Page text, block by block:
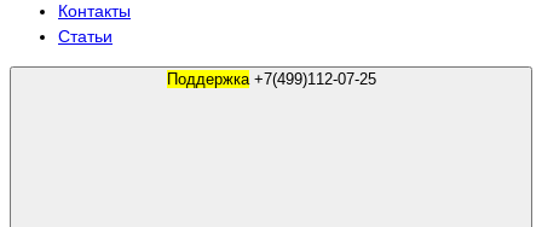
Контакты
Статьи
Поддержка +7(499)112-07-25